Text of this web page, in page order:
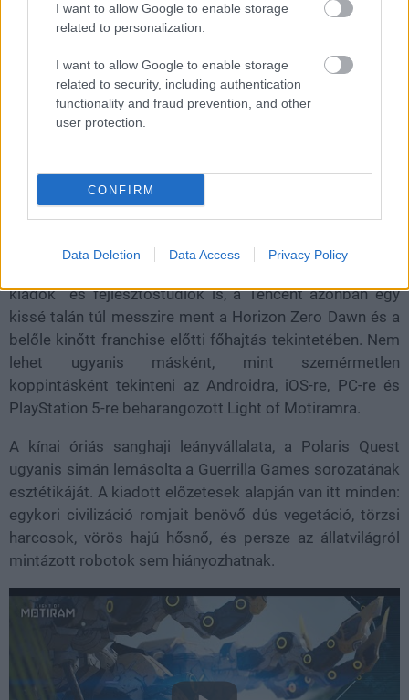
I want to allow Google to enable storage
related to personalization.
I want to allow Google to enable storage
related to security, including authentication
functionality and fraud prevention, and other
user protection.
CONFIRM
Data Deletion Data Access Privacy Policy
Kísérteties a hasonlóság a PlayStation
Loaded:
21.65%
Sosem volt titok, hogy a játékiparban gyakran merítenek
kiadók és fejlesztőstúdiók is, a Tencent azonban egy
kissé talán túl messzire ment a Horizon Zero Dawn és a
belőle kinőtt franchise előtti főhajtás tekintetében. Nem
lehet ugyanis másként, mint szemérmetlen
koppintásként tekinteni az Androidra, iOS-re, PC-re és
PlayStation 5-re beharangozott Light of Motiramra.
A kínai óriás sanghaji leányvállalata, a Polaris Quest
ugyanis simán lemásolta a Guerrilla Games sorozatának
esztétikáját. A kiadott előzetesek alapján van itt minden:
egykori civilizáció romjait benövő dús vegetáció, törzsi
harcosok, vörös hajú hősnő, és persze az állatvilágról
mintázott robotok sem hiányozhatnak.